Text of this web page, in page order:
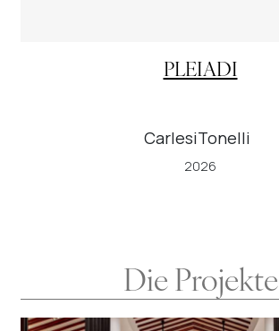
PLEIADI
CarlesiTonelli
2026
Die Projekte